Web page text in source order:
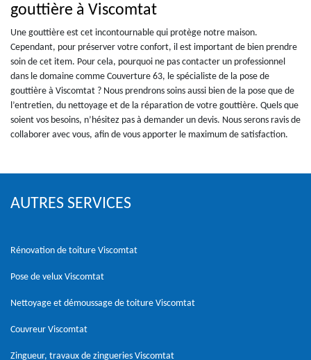
gouttière à Viscomtat
Une gouttière est cet incontournable qui protège notre maison.
Cependant, pour préserver votre confort, il est important de bien prendre
soin de cet item. Pour cela, pourquoi ne pas contacter un professionnel
dans le domaine comme Couverture 63, le spécialiste de la pose de
gouttière à Viscomtat ? Nous prendrons soins aussi bien de la pose que de
l’entretien, du nettoyage et de la réparation de votre gouttière. Quels que
soient vos besoins, n’hésitez pas à demander un devis. Nous serons ravis de
collaborer avec vous, afin de vous apporter le maximum de satisfaction.
AUTRES SERVICES
Rénovation de toiture Viscomtat
Pose de velux Viscomtat
Nettoyage et démoussage de toiture Viscomtat
Couvreur Viscomtat
Zingueur, travaux de zingueries Viscomtat